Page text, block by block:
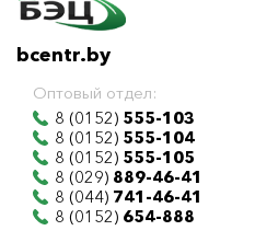
bcentr.by
Оптовый отдел:
8 (0152) 555-103
8 (0152) 555-104
8 (0152) 555-105
8 (029) 889-46-41
8 (044) 741-46-41
8 (0152) 654-888